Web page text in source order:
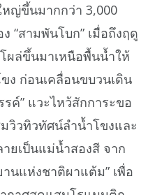
หญ่ขึ้นมากกว่า 3,000
“สามพันโบก” เมื่อถึงฤดู
ผล่ขึ้นมาเหนือพื้นน้ำให้
ง ก่อนเคลื่อนขบวนเดิน
ค์” แวะไหว้สักการะขอ
วิวทิวทัศน์ลำน้ำโขงและ
ยเป็นแม่น้ำสองสี จาก
นแห่งชาติผาแต้ม” เพื่อ